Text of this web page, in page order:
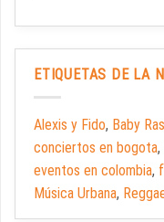
ETIQUETAS DE LA
Alexis y Fido, Baby
conciertos en bogota,
eventos en colombia,
Música Urbana,